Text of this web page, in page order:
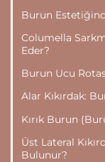
Burun
Columella
Eder?
Burun Ucu
Alar Kıkırdak:
Kırık Burun
Üst Lateral
Bulunur?